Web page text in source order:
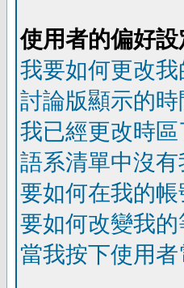
使用者的偏好設
我要如何更改
討論版顯示的
我已經更改時
語系清單中沒
要如何在我的
要如何改變我的
當我按下使用